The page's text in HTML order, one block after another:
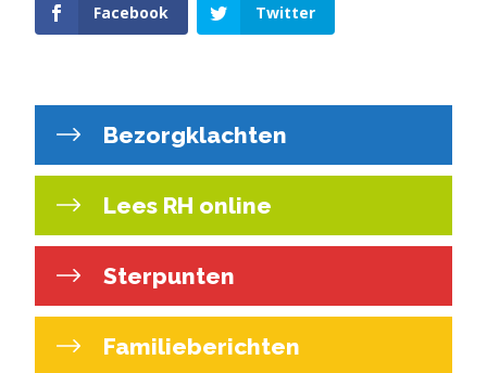
Facebook Twitter
Bezorgklachten
Lees RH online
Sterpunten
Familieberichten